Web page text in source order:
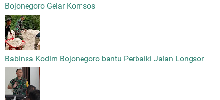
Bojonegoro Gelar Komsos
Babinsa Kodim Bojonegoro bantu Perbaiki Jalan Longsor